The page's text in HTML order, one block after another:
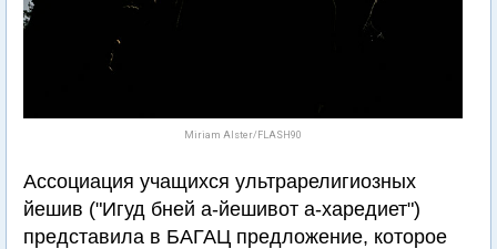
Miriam Alster/FLASH90
Ассоциация учащихся ультрарелигиозных
йешив ("Игуд бней а-йешивот а-харедиет")
представила в БАГАЦ предложение, которое